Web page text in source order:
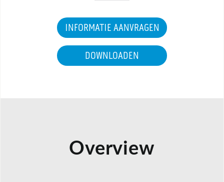
INFORMATIE AANVRAGEN
DOWNLOADEN
Overview